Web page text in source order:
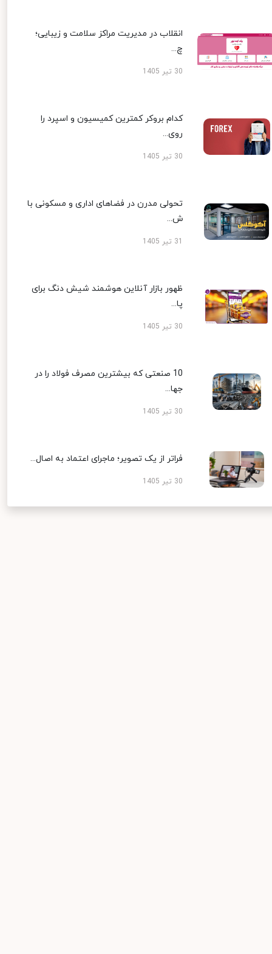
انقلاب در مدیریت مراکز سلامت و زیبایی؛
چ...
30 تیر 1405
کدام بروکر کمترین کمیسیون و اسپرد را
روی...
30 تیر 1405
تحولی مدرن در فضاهای اداری و مسکونی با
ش...
ظهور بازار آنلاین هوشمند شیش دنگ برای
پا...
30 تیر 1405
10 صنعتی که بیشترین مصرف فولاد را در
جها...
30 تیر 1405
فراتر از یک تصویر؛ ماجرای اعتماد به اصال...
30 تیر 1405